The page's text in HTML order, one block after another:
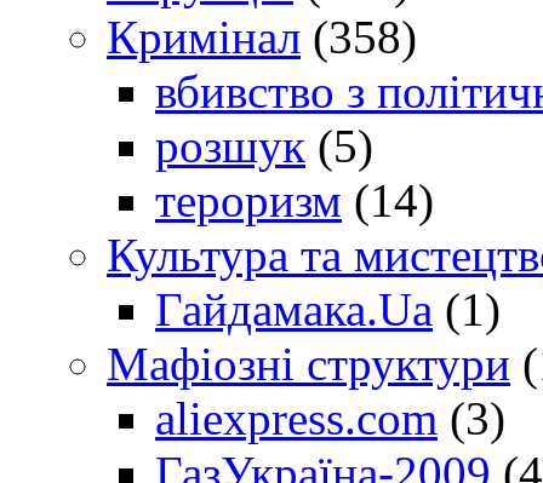
Кримінал (358)
вбивство з
розшук (5)
тероризм (14)
Культура та
Гайдамака.Ua (1)
Мафіозні структури
aliexpress.com (3)
ГазУкраїна-2009